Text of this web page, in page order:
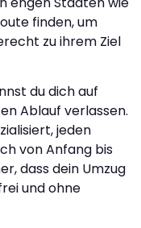
finden, um
zu ihrem Ziel
du dich auf
Ablauf verlassen.
jeden
von Anfang bis
dass dein Umzug
und ohne